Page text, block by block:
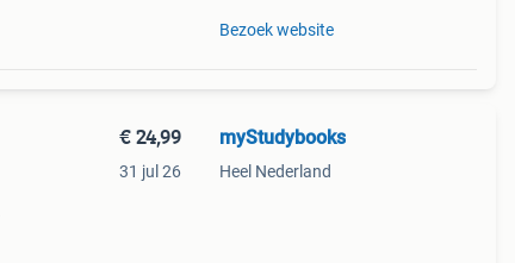
Bezoek website
€ 24,99
31 jul 26
myStudybooks
Heel Nederland